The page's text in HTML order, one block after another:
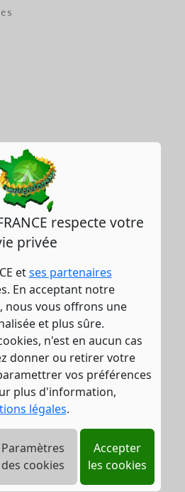
respecte votre
privée
etses partenaires
En acceptant notre
nous vous offrons une
et plus sûre.
n'est en aucun cas
donner ou retirer votre
vos préférences
plus d'information,
légales.
Paramètres
des cookies
Accepter
les cookies